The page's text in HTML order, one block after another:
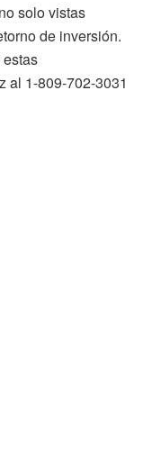
solo vistas
de inversión.
al 1-809-702-3031